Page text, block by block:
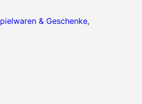
& Geschenke,